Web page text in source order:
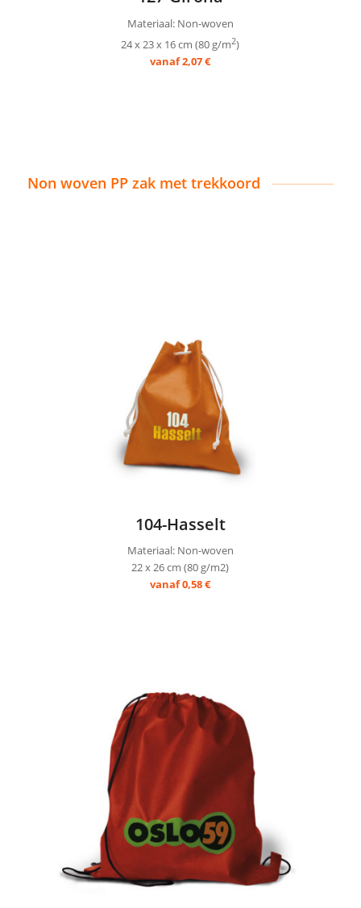
Materiaal: Non-woven
24 x 23 x 16 cm (80 g/m2)
vanaf 2,07 €
Non woven PP zak met trekkoord
104-Hasselt
Materiaal: Non-woven
22 x 26 cm (80 g/m2)
vanaf 0,58 €